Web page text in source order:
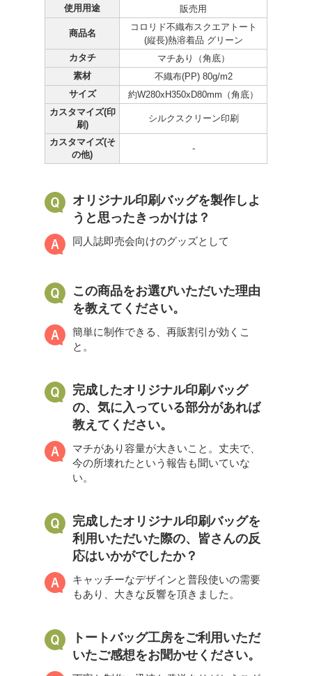
使用用途
販売用
商品名
コロリド不織布スクエアトート
(縦長)熱溶着品 グリーン
カタチ
マチあり（角底）
素材
不織布(PP) 80g/m2
サイズ
約W280xH350xD80mm（角底）
カスタマイズ(印
刷)
シルクスクリーン印刷
カスタマイズ(そ
の他)
-
オリジナル印刷バッグを製作しよ
うと思ったきっかけは？
同人誌即売会向けのグッズとして
この商品をお選びいただいた理由
を教えてください。
簡単に制作できる、再販割引が効くこ
と。
完成したオリジナル印刷バッグ
の、気に入っている部分があれば
教えてください。
マチがあり容量が大きいこと。丈夫で、
今の所壊れたという報告も聞いていな
い。
完成したオリジナル印刷バッグを
利用いただいた際の、皆さんの反
応はいかがでしたか？
キャッチーなデザインと普段使いの需要
もあり、大きな反響を頂きました。
トートバッグ工房をご利用いただ
いたご感想をお聞かせください。